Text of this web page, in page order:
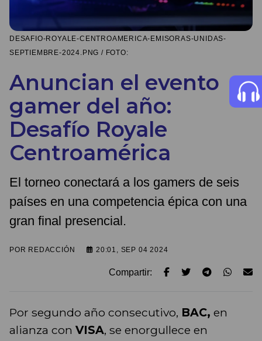
DESAFIO-ROYALE-CENTROAMERICA-EMISORAS-UNIDAS-
SEPTIEMBRE-2024.PNG / FOTO:
Anuncian el evento
gamer del año:
Desafío Royale
Centroamérica
El torneo conectará a los gamers de seis
países en una competencia épica con una
gran final presencial.
POR REDACCIÓN 20:01, SEP 04 2024
Compartir:
Por segundo año consecutivo, BAC, en
alianza con VISA, se enorgullece en